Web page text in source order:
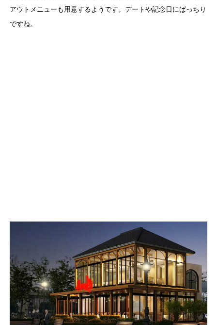
アウトメニューも用意するようです。デートや記念日にばっちり
ですね。